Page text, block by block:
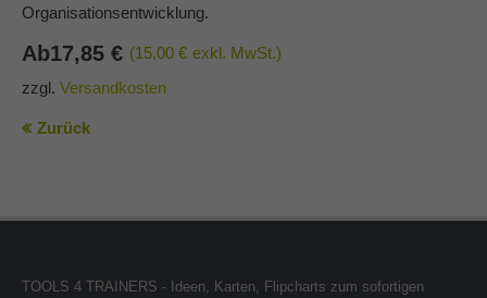
Organisationsentwicklung.
Ab17,85 € (15,00 € exkl. MwSt.)
zzgl. Versandkosten
Zurück
TOOLS 4 TRAINERS - Ideen, Karten, Flipcharts zum sofortigen